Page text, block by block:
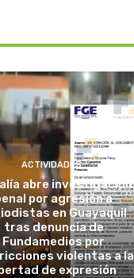
ACTIVIDADES
abre investigación
por agresión a
en Guayaquil
tras denuncia de
Fundamedios por
violentas a la
de expresión